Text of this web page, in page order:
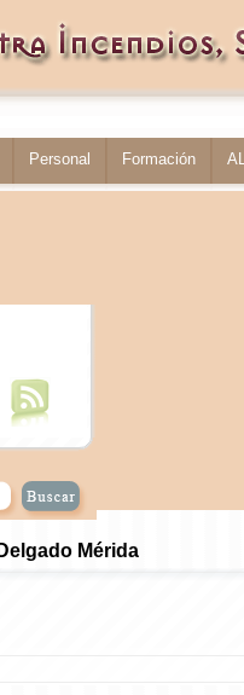
Personal Formación
Mérida